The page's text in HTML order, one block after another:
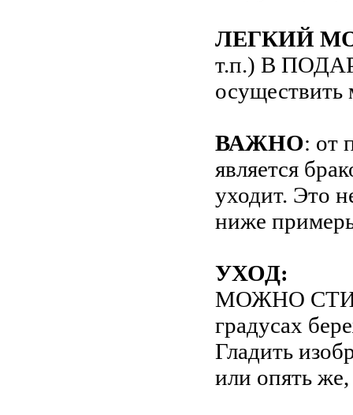
ЛЕГКИЙ
т.п.) В
осуществить
ВАЖНО: от
является
уходит. Это
ниже
УХОД:
МОЖНО
градусах
Гладить
или опять